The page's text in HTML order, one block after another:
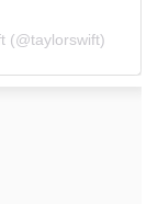
(@taylorswift)